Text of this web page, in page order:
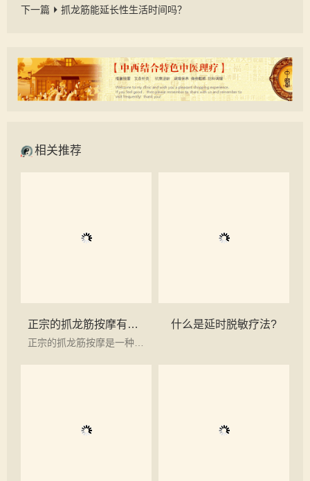
下一篇
抓龙筋能延长性生活时间吗？
相关推荐
正宗的抓龙筋按摩有什么独到之处？ 什么是延时脱敏疗法?